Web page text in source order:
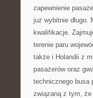
zapewnienie
już wybitnie długo.
kwalifikacje.
terenie paru
także i Holandii z
pasażerów oraz
technicznego busa
związaną z tym, że